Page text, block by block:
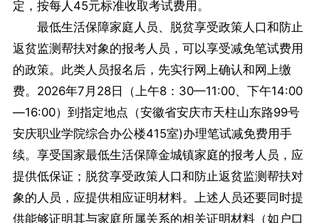
定，按每人45元标准收取考试费用。
最低生活保障家庭人员、脱贫享受政策人口和防止
返贫监测帮扶对象的报考人员，可以享受减免笔试费用
的政策。此类人员报名后，先实行网上确认和网上缴
费。2026年7月28日（上午8：30—11:00、下午14:00
—16:00）到指定地点（安徽省安庆市天柱山东路99号
安庆职业学院综合办公楼415室)办理笔试减免费用手
续。享受国家最低生活保障金城镇家庭的报考人员，应
提供低保证；脱贫享受政策人口和防止返贫监测帮扶对
象的人员，应提供相应证明材料。上述人员还要同时提
供能够证明其与家庭所属关系的相关证明材料（如户口